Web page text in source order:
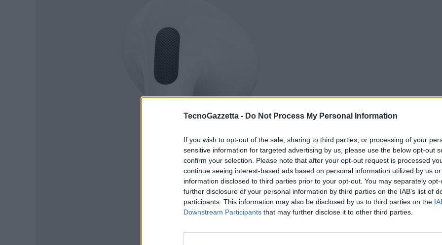
TecnoGazzetta - Do Not Process My Personal Information
If you wish to opt-out of the sale, sharing to third parties, or processing of your
sensitive information for targeted advertising by us, please use the below opt-out
confirm your selection. Please note that after your opt-out request is processed
continue seeing interest-based ads based on personal information utilized by us
information disclosed to third parties prior to your opt-out. You may separately
further disclosure of your personal information by third parties on the IAB’s list of
participants. This information may also be disclosed by us to third parties on the
Downstream Participants that may further disclose it to other third parties.